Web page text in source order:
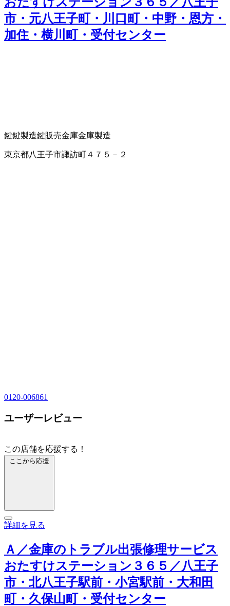
市・元八王子町・川口町・中野・恩方・
加住・横川町・受付センター
鍵鍵製造鍵販売金庫金庫製造
東京都八王子市諏訪町４７５－２
0120-006861
ユーザーレビュー
この店舗を応援する！
ここから応援
詳細を見る
Ａ／金庫のトラブル出張修理サービス
おたすけステーション３６５／八王子
市・北八王子駅前・小宮駅前・大和田
町・久保山町・受付センター